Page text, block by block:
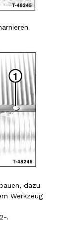
dazu
Werkzeug
.